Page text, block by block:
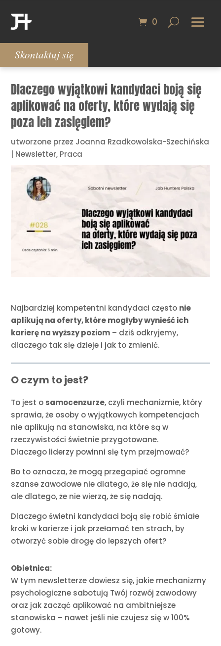
0
Skontaktuj się
Dlaczego wyjątkowi kandydaci boją się
aplikować na oferty, które wydają się
poza ich zasięgiem?
utworzone przez Joanna Rzadkowolska-Szechińska
| Newsletter, Praca
Najbardziej kompetentni kandydaci często nie
aplikują na oferty, które mogłyby wynieść ich
karierę na wyższy poziom – dziś odkryjemy,
dlaczego tak się dzieje i jak to zmienić.
O czym to jest?
To jest o samocenzurze, czyli mechanizmie, który
sprawia, że osoby o wyjątkowych kompetencjach
nie aplikują na stanowiska, na które są w
rzeczywistości świetnie przygotowane.
Dlaczego liderzy powinni się tym przejmować?
Bo to oznacza, że mogą przegapiać ogromne
szanse zawodowe nie dlatego, że się nie nadają,
ale dlatego, że nie wierzą, że się nadają.
Dlaczego świetni kandydaci boją się robić śmiałe
kroki w karierze i jak przełamać ten strach, by
otworzyć sobie drogę do lepszych ofert?
Obietnica:
W tym newsletterze dowiesz się, jakie mechanizmy
psychologiczne sabotują Twój rozwój zawodowy
oraz jak zacząć aplikować na ambitniejsze
stanowiska – nawet jeśli nie czujesz się w 100%
gotowy.